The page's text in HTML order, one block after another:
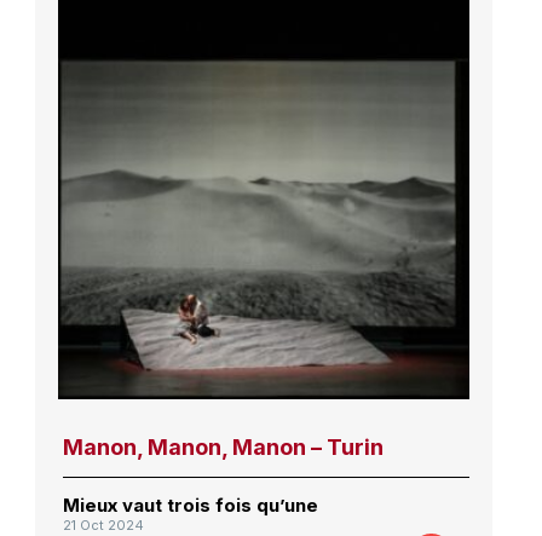
Manon, Manon, Manon – Turin
Mieux vaut trois fois qu’une
21 Oct 2024